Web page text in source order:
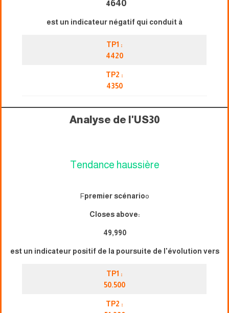
4640
est un indicateur négatif qui conduit à
TP1 :
4420
TP2 :
4350
Analyse de l'US30
Tendance haussière
Fpremier scénarioo
Closes above:
49,990
est un indicateur positif de la poursuite de l'évolution vers
TP1 :
50.500
TP2 :